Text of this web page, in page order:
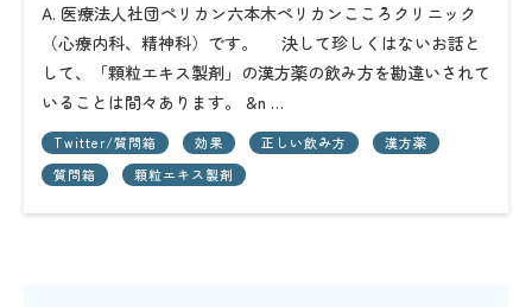
A. 医療法人社団ペリカン六本木ペリカンこころクリニック
（心療内科、精神科）です。 決して珍しくはないお話と
して、「顆粒エキス製剤」の漢方薬の飲み方を勘違いされて
いることは間々あります。 &n …
Twitter/質問箱 効果 正しい飲み方
漢方薬
質問箱
顆粒エキス製剤